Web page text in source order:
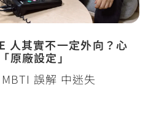
人其實不一定外向？心
原廠設定」
誤解 中迷失